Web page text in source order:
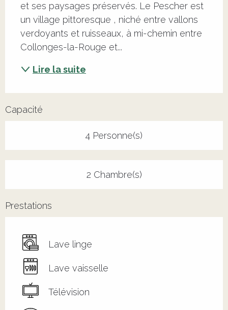
et ses paysages préservés. Le Pescher est
un village pittoresque , niché entre vallons
verdoyants et ruisseaux, à mi-chemin entre
Collonges-la-Rouge et...
Lire la suite
Capacité
4 Personne(s)
2 Chambre(s)
Prestations
Lave linge
Lave vaisselle
Télévision